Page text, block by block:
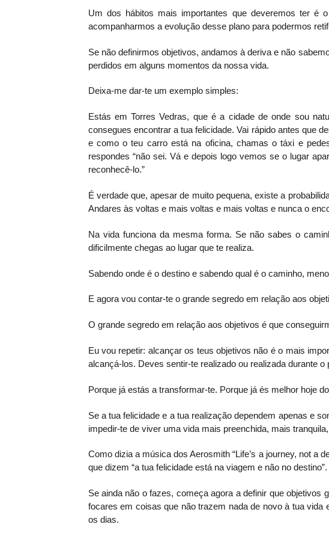
Um dos hábitos mais importantes que deveremos ter é
acompanharmos a evolução desse plano para podermos
Se não definirmos objetivos, andamos à deriva e não
perdidos em alguns momentos da nossa vida.
Deixa-me dar-te um exemplo simples:
Estás em Torres Vedras, que é a cidade de onde sou
consegues encontrar a tua felicidade. Vai rápido antes que
e como o teu carro está na oficina, chamas o táxi e
respondes “não sei. Vá e depois logo vemos se o lugar
reconhecê-lo.”
É verdade que, apesar de muito pequena, existe a
Andares às voltas e mais voltas e mais voltas e nunca o
Na vida funciona da mesma forma. Se não sabes o
dificilmente chegas ao lugar que te realiza.
Sabendo onde é o destino e sabendo qual é o caminho,
E agora vou contar-te o grande segredo em relação aos
O grande segredo em relação aos objetivos é que
Eu vou repetir: alcançar os teus objetivos não é o mais
alcançá-los. Deves sentir-te realizado ou realizada durante
Porque já estás a transformar-te. Porque já és melhor hoje
Se a tua felicidade e a tua realização dependem apenas e
impedir-te de viver uma vida mais preenchida, mais
Como dizia a música dos Aerosmith “Life’s a journey, not a
que dizem “a tua felicidade está na viagem e não no
Se ainda não o fazes, começa agora a definir que
focares em coisas que não trazem nada de novo à tua
os dias.